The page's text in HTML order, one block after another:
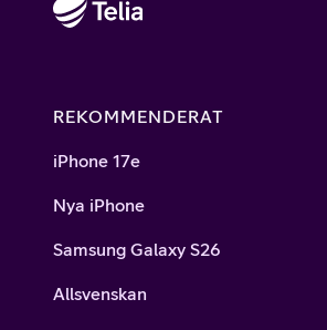
REKOMMENDERAT
iPhone 17e
Nya iPhone
Samsung Galaxy S26
Allsvenskan